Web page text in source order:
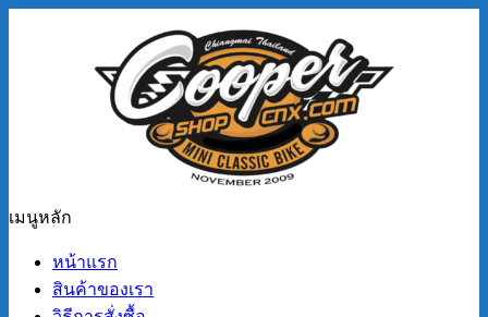
เมนูหลัก
หน้าแรก
สินค้าของเรา